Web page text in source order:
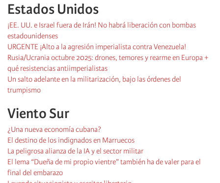
Estados Unidos
¡EE. UU. e Israel fuera de Irán! No habrá liberación con bombas
estadounidenses
URGENTE ¡Alto a la agresión imperialista contra Venezuela!
Rusia/Ucrania octubre 2025: drones, temores y rearme en Europa +
qué resistencias antiimperialistas
Un salto adelante en la militarización, bajo las órdenes del
trumpismo
Viento Sur
¿Una nueva economía cubana?
El destino de los indignados en Marruecos
La peligrosa alianza de la IA y el sector militar
El lema “Dueña de mi propio vientre” también ha de valer para el
final del embarazo